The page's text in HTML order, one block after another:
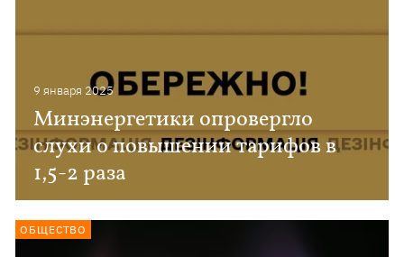
9 января 2025
Минэнергетики опровергло
слухи о повышении тарифов в
1,5-2 раза
ОБЩЕСТВО